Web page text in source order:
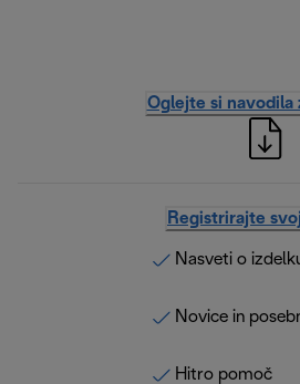
Oglejte si navodila
Registrirajte
Nasveti o
Novice in
Hitro pomoč